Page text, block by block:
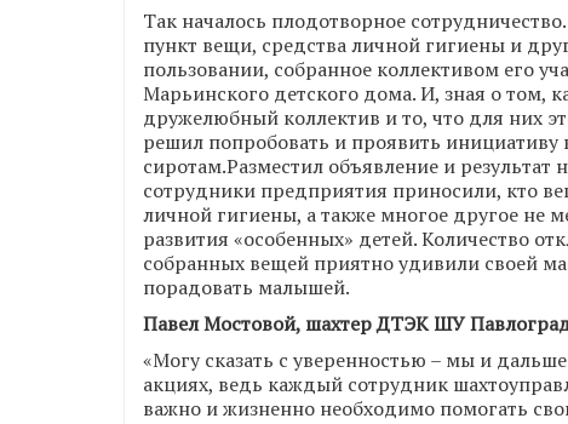
Так началось плодотворное
пункт вещи, средства личной гигиены и
пользовании, собранное коллективом его
Марьинского детского дома. И, зная о том,
дружелюбный коллектив и то, что для них
решил попробовать и проявить
сиротам.Разместил объявление и результат
сотрудники предприятия приносили, кто
личной гигиены, а также многое другое не
развития «особенных» детей. Количество
собранных вещей приятно удивили своей
порадовать малышей.
Павел Мостовой, шахтер ДТЭК ШУ
«Могу сказать с уверенностью – мы и
акциях, ведь каждый сотрудник
важно и жизненно необходимо помогать